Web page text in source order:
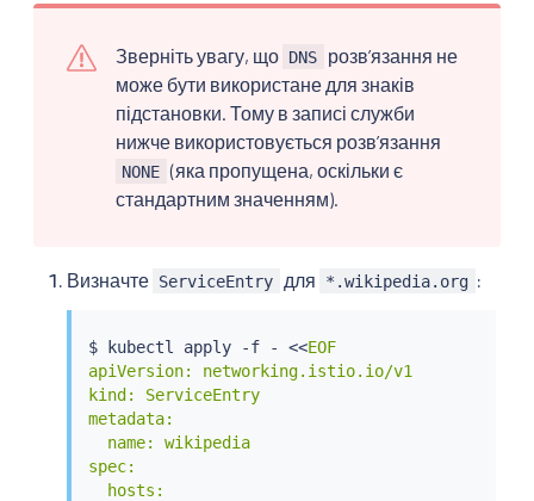
Зверніть увагу, що DNS
розвʼязання не
може бути використане для знаків
підстановки. Тому в записі служби
нижче використовується розвʼязання
NONE (яка пропущена, оскільки є
стандартним значенням).
Визначте ServiceEntry для *.wikipedia.org :
$ kubectl apply -f - <<EOF
apiVersion: networking.istio.io/v1
kind: ServiceEntry
metadata:
  name: wikipedia
spec:
  hosts: